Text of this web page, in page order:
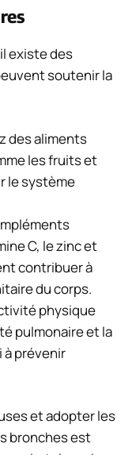
existe des
soutenir la
des aliments
les fruits et
le système
C, le zinc et
contribuer à
du corps.
physique
pulmonaire et la
à prévenir
et adopter les
bronches est